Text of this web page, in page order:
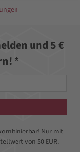
und 5 €
*
Nur mit
von 50 EUR.